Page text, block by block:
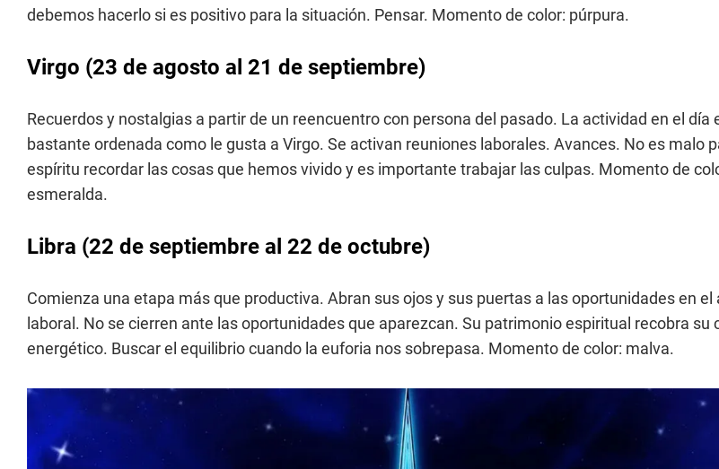
debemos hacerlo si es positivo para la situación. Pensar. Momento de color: púrpura.
Virgo (23 de agosto al 21 de septiembre)
Recuerdos y nostalgias a partir de un reencuentro con persona del pasado. La actividad en el día
bastante ordenada como le gusta a Virgo. Se activan reuniones laborales. Avances. No es malo
espíritu recordar las cosas que hemos vivido y es importante trabajar las culpas. Momento de
esmeralda.
Libra (22 de septiembre al 22 de octubre)
Comienza una etapa más que productiva. Abran sus ojos y sus puertas a las oportunidades en el
laboral. No se cierren ante las oportunidades que aparezcan. Su patrimonio espiritual recobra su
energético. Buscar el equilibrio cuando la euforia nos sobrepasa. Momento de color: malva.